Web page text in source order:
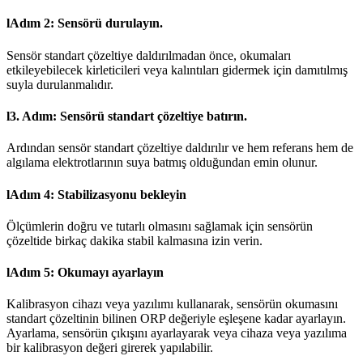
lAdım 2: Sensörü durulayın.
Sensör standart çözeltiye daldırılmadan önce, okumaları
etkileyebilecek kirleticileri veya kalıntıları gidermek için damıtılmış
suyla durulanmalıdır.
l3. Adım: Sensörü standart çözeltiye batırın.
Ardından sensör standart çözeltiye daldırılır ve hem referans hem de
algılama elektrotlarının suya batmış olduğundan emin olunur.
lAdım 4: Stabilizasyonu bekleyin
Ölçümlerin doğru ve tutarlı olmasını sağlamak için sensörün
çözeltide birkaç dakika stabil kalmasına izin verin.
lAdım 5: Okumayı ayarlayın
Kalibrasyon cihazı veya yazılımı kullanarak, sensörün okumasını
standart çözeltinin bilinen ORP değeriyle eşleşene kadar ayarlayın.
Ayarlama, sensörün çıkışını ayarlayarak veya cihaza veya yazılıma
bir kalibrasyon değeri girerek yapılabilir.